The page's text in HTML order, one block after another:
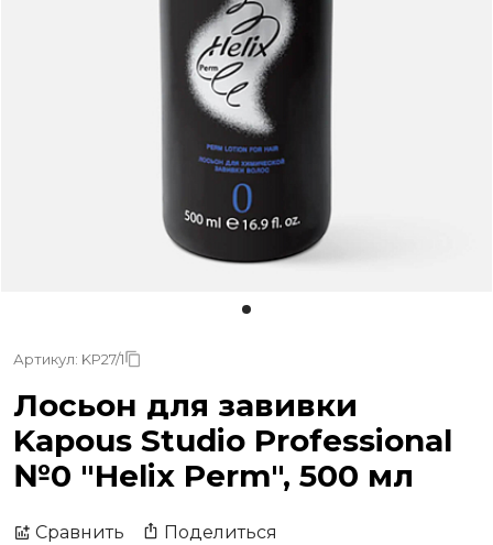
Артикул: KP27/1
Лосьон для завивки
Kapous Studio Professional
№0 "Helix Perm", 500 мл
Сравнить Поделиться